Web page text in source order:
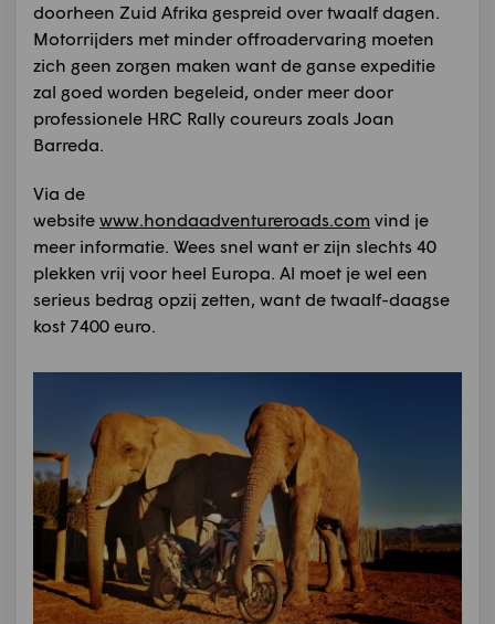
doorheen Zuid Afrika gespreid over twaalf dagen.
Motorrijders met minder offroadervaring moeten
zich geen zorgen maken want de ganse expeditie
zal goed worden begeleid, onder meer door
professionele HRC Rally coureurs zoals Joan
Barreda.
Via de
website www.hondaadventureroads.com vind je
meer informatie. Wees snel want er zijn slechts 40
plekken vrij voor heel Europa. Al moet je wel een
serieus bedrag opzij zetten, want de twaalf-daagse
kost 7400 euro.